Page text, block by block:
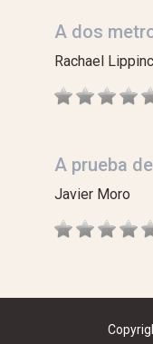
A dos
Rachael
A prueba
Javier Moro